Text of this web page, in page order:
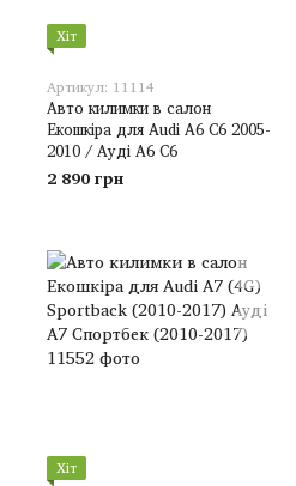
Хіт
Артикул: 11114
Авто килимки в салон
Екошкіра для Audi A6 C6 2005-
2010 / Ауді А6 С6
2 890 грн
Хіт